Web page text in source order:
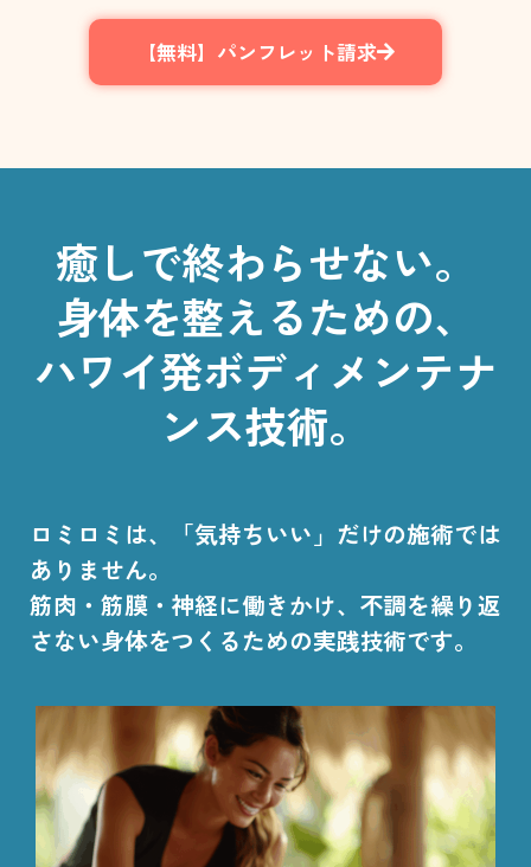
【無料】パンフレット請求
癒しで終わらせない。
身体を整えるための、
ハワイ発ボディメンテナ
ンス技術。
ロミロミは、「気持ちいい」だけの施術では
ありません。
筋肉・筋膜・神経に働きかけ、不調を繰り返
さない身体をつくるための実践技術です。